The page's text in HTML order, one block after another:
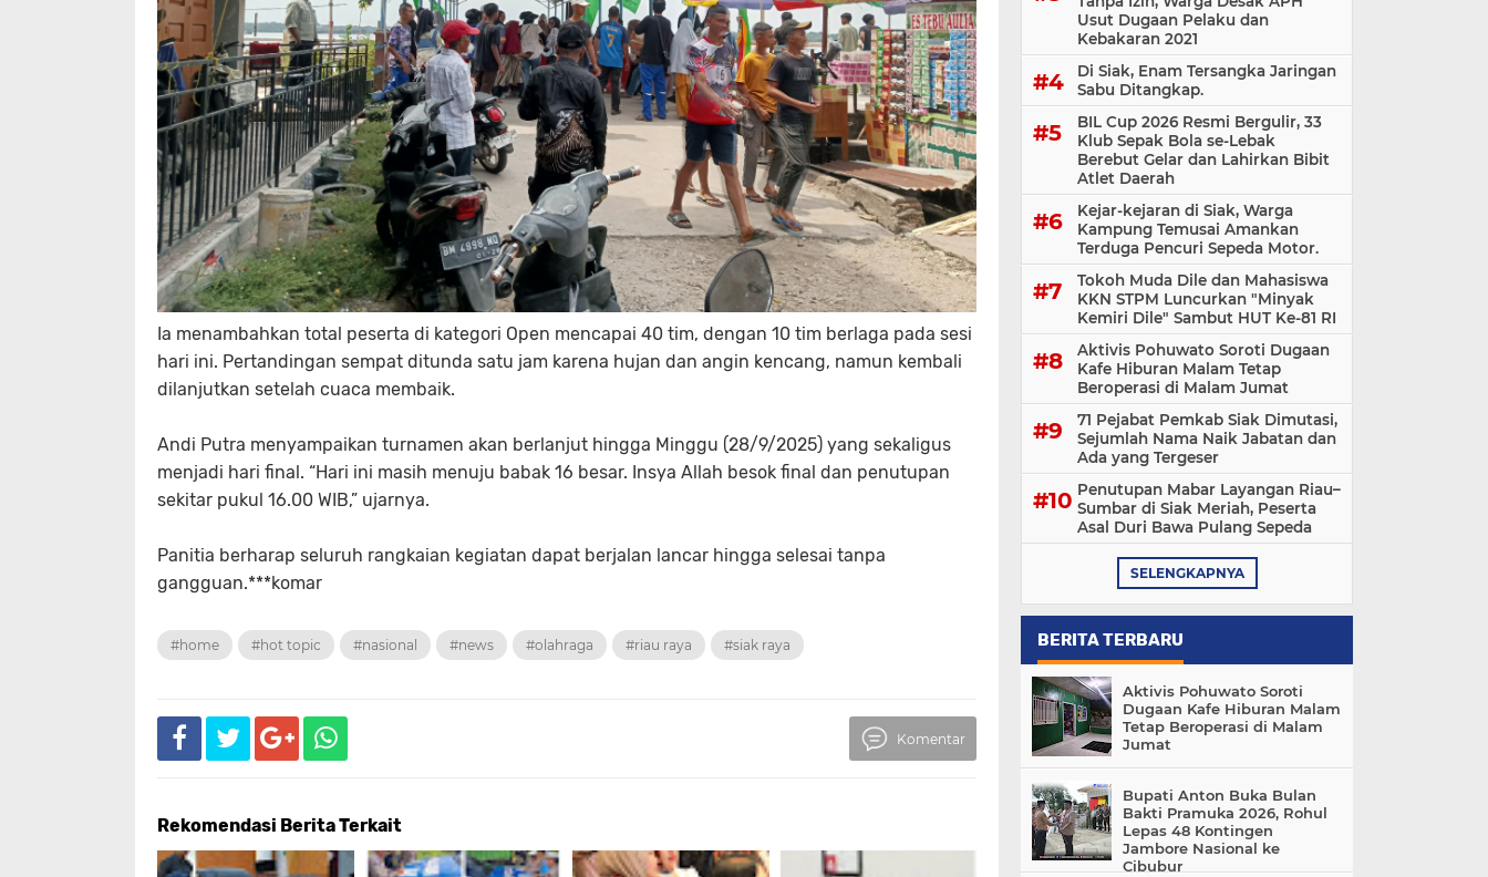
Ia menambahkan total peserta di kategori Open mencapai 40 tim, dengan 10 tim berlaga pada sesi
hari ini. Pertandingan sempat ditunda satu jam karena hujan dan angin kencang, namun kembali
dilanjutkan setelah cuaca membaik.
Andi Putra menyampaikan turnamen akan berlanjut hingga Minggu (28/9/2025) yang sekaligus
menjadi hari final. “Hari ini masih menuju babak 16 besar. Insya Allah besok final dan penutupan
sekitar pukul 16.00 WIB,” ujarnya.
Panitia berharap seluruh rangkaian kegiatan dapat berjalan lancar hingga selesai tanpa
gangguan.***komar
#home #hot topic #nasional #news #olahraga #riau raya #siak raya
Komentar
Rekomendasi Berita Terkait
Usut Dugaan Pelaku dan
Kebakaran 2021
Di Siak, Enam Tersangka Jaringan
Sabu Ditangkap.
BIL Cup 2026 Resmi Bergulir, 33
Klub Sepak Bola se-Lebak
Berebut Gelar dan Lahirkan Bibit
Atlet Daerah
Kejar-kejaran di Siak, Warga
Kampung Temusai Amankan
Terduga Pencuri Sepeda Motor.
Tokoh Muda Dile dan Mahasiswa
KKN STPM Luncurkan "Minyak
Kemiri Dile" Sambut HUT Ke-81 RI
Aktivis Pohuwato Soroti Dugaan
Kafe Hiburan Malam Tetap
Beroperasi di Malam Jumat
71 Pejabat Pemkab Siak Dimutasi,
Sejumlah Nama Naik Jabatan dan
Ada yang Tergeser
Penutupan Mabar Layangan Riau–
Sumbar di Siak Meriah, Peserta
Asal Duri Bawa Pulang Sepeda
SELENGKAPNYA
BERITA TERBARU
Aktivis Pohuwato Soroti
Dugaan Kafe Hiburan Malam
Tetap Beroperasi di Malam
Jumat
Bupati Anton Buka Bulan
Bakti Pramuka 2026, Rohul
Lepas 48 Kontingen
Jambore Nasional ke
Cibubur